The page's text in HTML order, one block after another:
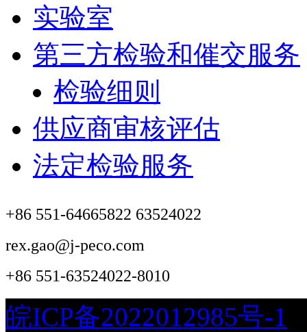
实验室
第三方检验和催交服务
检验细则
供应商审核评估
法定检验服务
+86 551-64665822 63524022
rex.gao@j-peco.com
+86 551-63524022-8010
皖ICP备2022012985号-1